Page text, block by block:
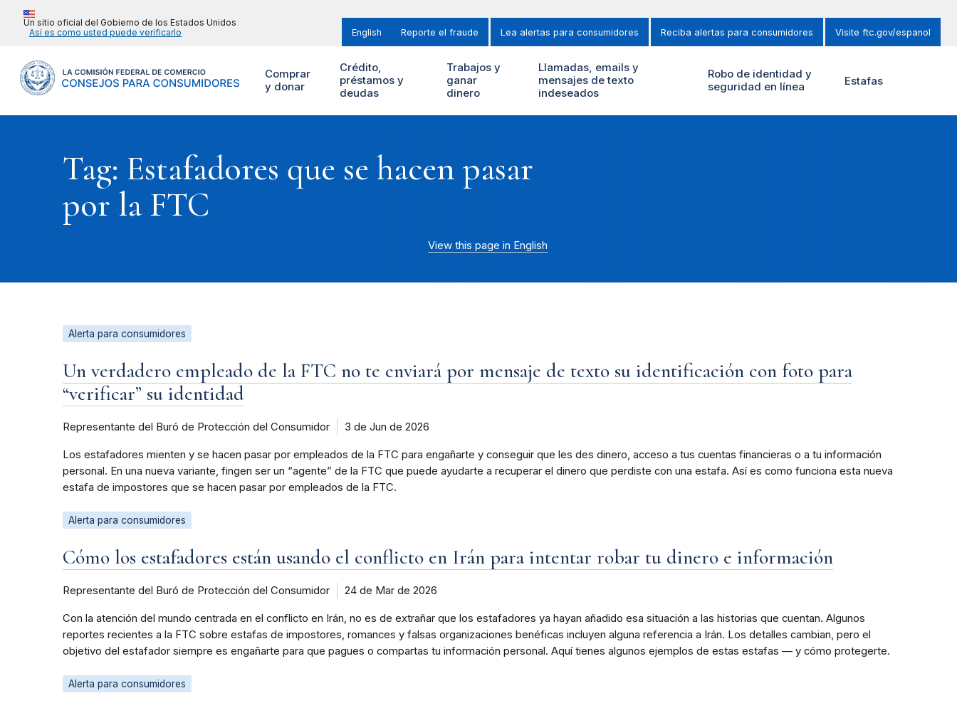
Un sitio oficial del Gobierno de los Estados Unidos
Así es como usted puede verificarlo
English Reporte el fraude Lea alertas para consumidores Reciba alertas para consumidores Visite ftc.gov/espanol
Comprar
y donar
Crédito,
préstamos y
deudas
Trabajos y
ganar
dinero
Llamadas, emails y
mensajes de texto
indeseados
Robo de identidad y
seguridad en línea
Estafas
Tag: Estafadores que se hacen pasar
por la FTC
View this page in English
Alerta para consumidores
Un verdadero empleado de la FTC no te enviará por mensaje de texto su identificación con foto para
“verificar” su identidad
Representante del Buró de Protección del Consumidor 3 de Jun de 2026
Los estafadores mienten y se hacen pasar por empleados de la FTC para engañarte y conseguir que les des dinero, acceso a tus cuentas financieras o a tu información
personal. En una nueva variante, fingen ser un “agente” de la FTC que puede ayudarte a recuperar el dinero que perdiste con una estafa. Así es como funciona esta nueva
estafa de impostores que se hacen pasar por empleados de la FTC.
Alerta para consumidores
Cómo los estafadores están usando el conflicto en Irán para intentar robar tu dinero e información
Representante del Buró de Protección del Consumidor 24 de Mar de 2026
Con la atención del mundo centrada en el conflicto en Irán, no es de extrañar que los estafadores ya hayan añadido esa situación a las historias que cuentan. Algunos
reportes recientes a la FTC sobre estafas de impostores, romances y falsas organizaciones benéficas incluyen alguna referencia a Irán. Los detalles cambian, pero el
objetivo del estafador siempre es engañarte para que pagues o compartas tu información personal. Aquí tienes algunos ejemplos de estas estafas — y cómo protegerte.
Alerta para consumidores